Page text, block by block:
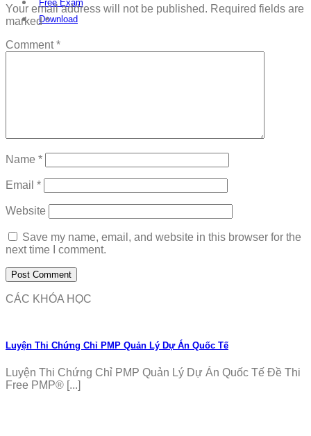
Free Exam
Download
Your email address will not be published. Required fields are
marked*
Comment*
Name *
Email *
Website
Save my name, email, and website in this browser for the
next time I comment.
CÁC KHÓA HỌC
Luyện Thi Chứng Chỉ PMP Quản Lý Dự Án Quốc Tế
Luyện Thi Chứng Chỉ PMP Quản Lý Dự Án Quốc Tế Đề Thi
Free PMP® [...]